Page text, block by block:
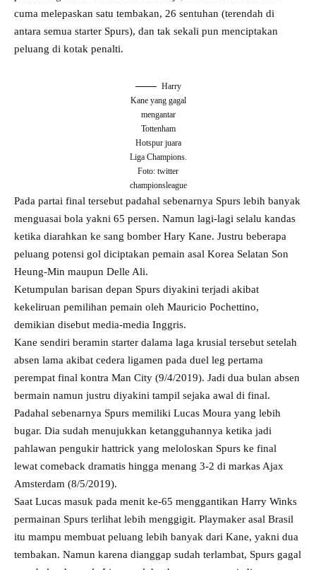
cuma melepaskan satu tembakan, 26 sentuhan (terendah di
antara semua starter Spurs), dan tak sekali pun menciptakan
peluang di kotak penalti.
Harry
Kane yang gagal
mengantar
Tottenham
Hotspur juara
Liga Champions.
Foto: twitter
championsleague
Pada partai final tersebut padahal sebenarnya Spurs lebih banyak
menguasai bola yakni 65 persen. Namun lagi-lagi selalu kandas
ketika diarahkan ke sang bomber Hary Kane. Justru beberapa
peluang potensi gol diciptakan pemain asal Korea Selatan Son
Heung-Min maupun Delle Ali.
Ketumpulan barisan depan Spurs diyakini terjadi akibat
kekeliruan pemilihan pemain oleh Mauricio Pochettino,
demikian disebut media-media Inggris.
Kane sendiri beramin starter dalama laga krusial tersebut setelah
absen lama akibat cedera ligamen pada duel leg pertama
perempat final kontra Man City (9/4/2019). Jadi dua bulan absen
bermain namun justru diyakini tampil sejaka awal di final.
Padahal sebenarnya Spurs memiliki Lucas Moura yang lebih
bugar. Dia sudah menujukkan ketangguhannya ketika jadi
pahlawan pengukir hattrick yang meloloskan Spurs ke final
lewat comeback dramatis hingga menang 3-2 di markas Ajax
Amsterdam (8/5/2019).
Saat Lucas masuk pada menit ke-65 menggantikan Harry Winks
permainan Spurs terlihat lebih menggigit. Playmaker asal Brasil
itu mampu membuat peluang lebih banyak dari Kane, yakni dua
tembakan. Namun karena dianggap sudah terlambat, Spurs gagal